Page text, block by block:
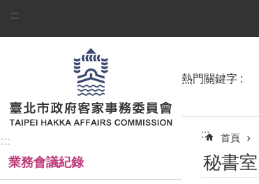
跳到主要內容區塊
:::
:::
業務會議紀錄
熱門關鍵字
::: 首頁
秘書室